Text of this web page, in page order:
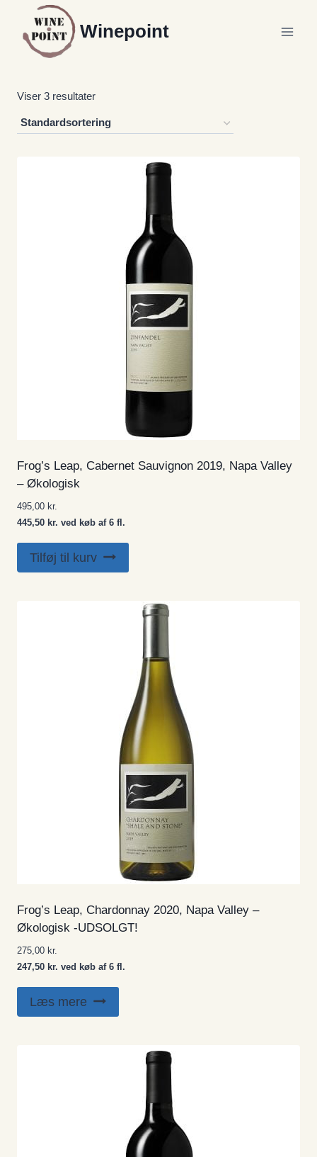
Fortsæt
indhold
Winepoint
Viser 3 resultater
Frog’s Leap, Cabernet Sauvignon 2019, Napa Valley
– Økologisk
495,00 kr.
445,50 kr. ved køb af 6 fl.
Tilføj til kurv
Frog’s Leap, Chardonnay 2020, Napa Valley –
Økologisk -UDSOLGT!
275,00 kr.
247,50 kr. ved køb af 6 fl.
Læs mere